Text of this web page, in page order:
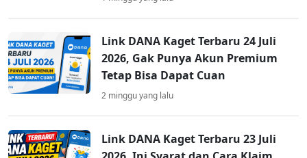
Link DANA Kaget Terbaru 24 Juli
2026, Gak Punya Akun Premium
Tetap Bisa Dapat Cuan
2 minggu yang lalu
Link DANA Kaget Terbaru 23 Juli